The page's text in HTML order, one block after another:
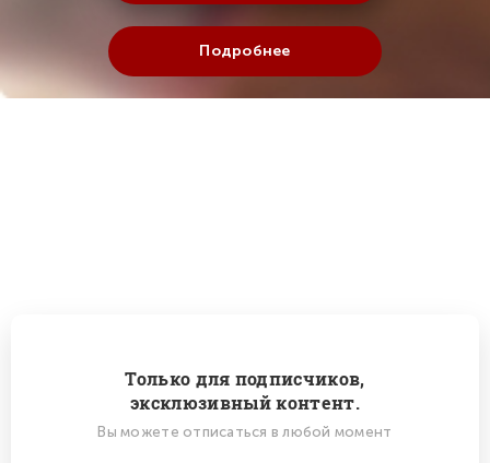
Подробнее
Только для подписчиков,
эксклюзивный контент.
Вы можете отписаться в любой момент